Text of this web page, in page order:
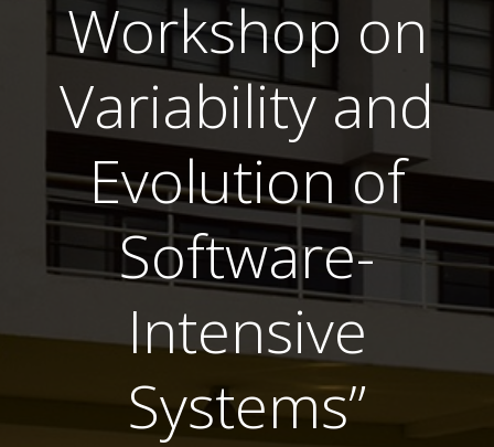
Workshop on
Variability and
Evolution of
Software-
Intensive
Systems”